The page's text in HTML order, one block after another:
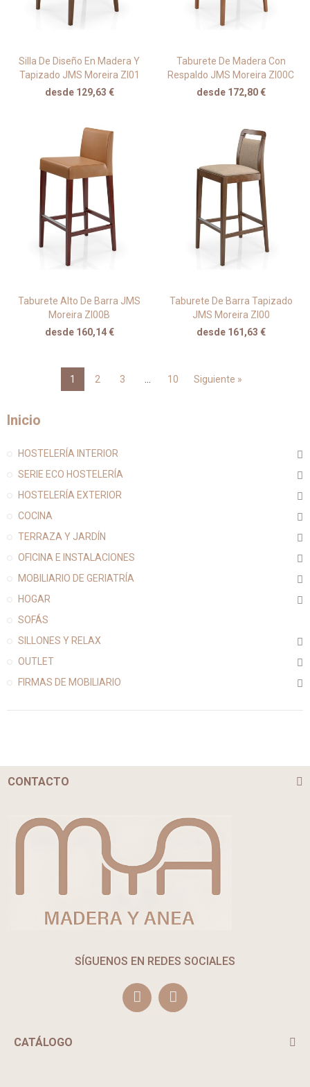
Silla De Diseño En Madera Y
Tapizado JMS Moreira ZI01
desde 129,63 €
Taburete De Madera Con
Respaldo JMS Moreira ZI00C
desde 172,80 €
Taburete Alto De Barra JMS
Moreira ZI00B
desde 160,14 €
Taburete De Barra Tapizado
JMS Moreira ZI00
desde 161,63 €
1 2 3 10 Siguiente »
Inicio
HOSTELERÍA INTERIOR
SERIE ECO HOSTELERÍA
HOSTELERÍA EXTERIOR
COCINA
TERRAZA Y JARDÍN
OFICINA E INSTALACIONES
MOBILIARIO DE GERIATRÍA
HOGAR
SOFÁS
SILLONES Y RELAX
OUTLET
FIRMAS DE MOBILIARIO
CONTACTO
SÍGUENOS EN REDES SOCIALES
CATÁLOGO